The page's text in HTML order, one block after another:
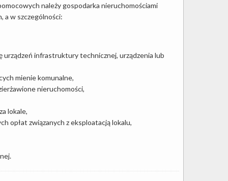
należy gospodarka nieruchomościami
a w szczególności:
urządzeń infrastruktury technicznej, urządzenia lub
mienie komunalne,
nieruchomości,
lokale,
opłat związanych z eksploatacją lokalu,